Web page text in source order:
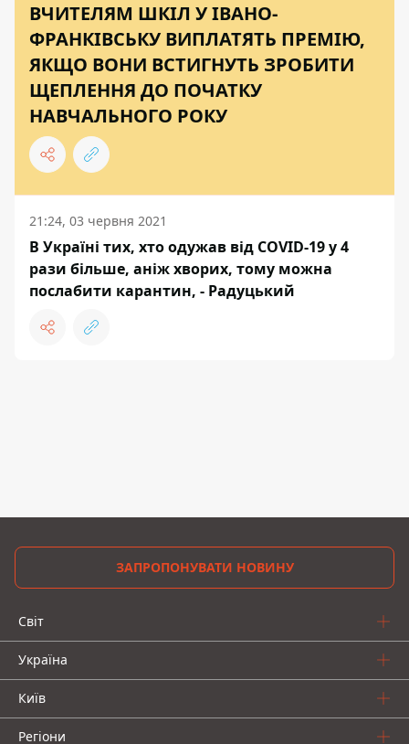
ВЧИТЕЛЯМ ШКІЛ У ІВАНО-
ФРАНКІВСЬКУ ВИПЛАТЯТЬ ПРЕМІЮ,
ЯКЩО ВОНИ ВСТИГНУТЬ ЗРОБИТИ
ЩЕПЛЕННЯ ДО ПОЧАТКУ
НАВЧАЛЬНОГО РОКУ
21:24, 03 червня 2021
В Україні тих, хто одужав від COVID-19 у 4
рази більше, аніж хворих, тому можна
послабити карантин, - Радуцький
ЗАПРОПОНУВАТИ НОВИНУ
Світ
Україна
Київ
Регіони